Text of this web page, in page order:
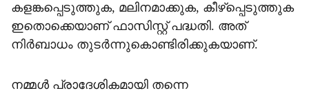
കളങ്കപ്പെടുത്തുക, മലിനമാക്കുക, കീഴ്‌പ്പെടുത്തുക
ഇതൊക്കെയാണ് ഫാസിസ്റ്റ് പദ്ധതി. അത്
നിര്‍ബാധം തുടര്‍ന്നുകൊണ്ടിരിക്കുകയാണ്.
നമ്മള്‍ പ്രാദേശികമായി തന്നെ